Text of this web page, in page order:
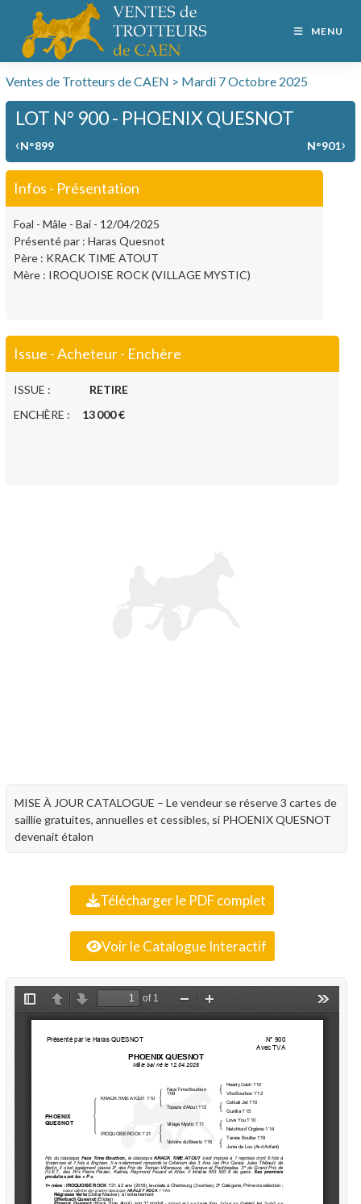
MENU
Ventes de Trotteurs de CAEN > Mardi 7 Octobre 2025
LOT N° 900 - PHOENIX QUESNOT
‹N°899 N°901›
Infos - Présentation
Foal - Mâle - Bai - 12/04/2025
Présenté par : Haras Quesnot
Père : KRACK TIME ATOUT
Mère : IROQUOISE ROCK (VILLAGE MYSTIC)
Issue - Acheteur - Enchère
ISSUE : RETIRE
ENCHÈRE : 13 000 €
MISE À JOUR CATALOGUE – Le vendeur se réserve 3 cartes de
saillie gratuites, annuelles et cessibles, si PHOENIX QUESNOT
devenait étalon
Télécharger le PDF complet
Voir le Catalogue Interactif